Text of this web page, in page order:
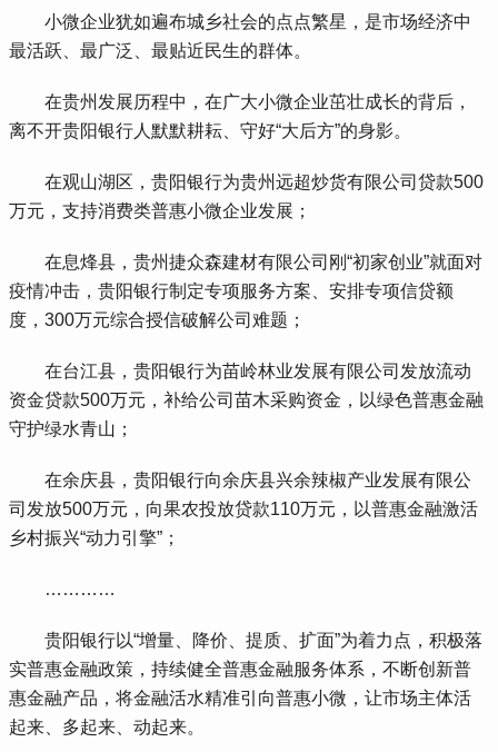
小微企业犹如遍布城乡社会的点点繁星，是市场经济中
最活跃、最广泛、最贴近民生的群体。
在贵州发展历程中，在广大小微企业茁壮成长的背后，
离不开贵阳银行人默默耕耘、守好“大后方”的身影。
在观山湖区，贵阳银行为贵州远超炒货有限公司贷款500
万元，支持消费类普惠小微企业发展；
在息烽县，贵州捷众森建材有限公司刚“初家创业”就面对
疫情冲击，贵阳银行制定专项服务方案、安排专项信贷额
度，300万元综合授信破解公司难题；
在台江县，贵阳银行为苗岭林业发展有限公司发放流动
资金贷款500万元，补给公司苗木采购资金，以绿色普惠金融
守护绿水青山；
在余庆县，贵阳银行向余庆县兴余辣椒产业发展有限公
司发放500万元，向果农投放贷款110万元，以普惠金融激活
乡村振兴“动力引擎”；
…………
贵阳银行以“增量、降价、提质、扩面”为着力点，积极落
实普惠金融政策，持续健全普惠金融服务体系，不断创新普
惠金融产品，将金融活水精准引向普惠小微，让市场主体活
起来、多起来、动起来。